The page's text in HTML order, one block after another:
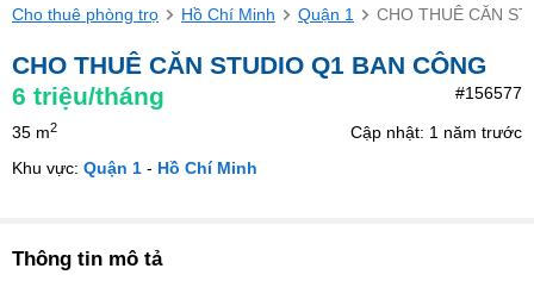
Cho thuê phòng trọ Hồ Chí Minh Quận 1 CHO THUÊ CĂN
CHO THUÊ CĂN STUDIO Q1 BAN CÔNG
6 triệu/tháng #156577
35 m2
Cập nhật: 1 năm trước
Khu vực: Quận 1 - Hồ Chí Minh
Thông tin mô tả